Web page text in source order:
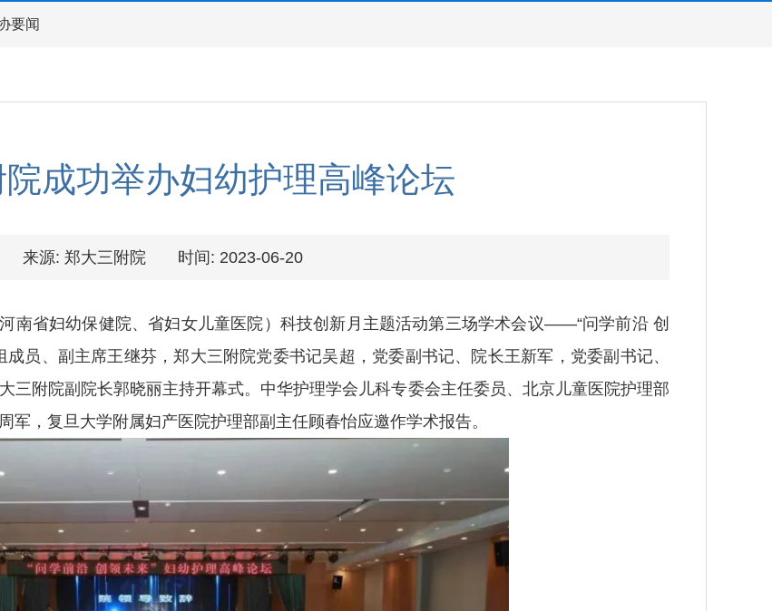
要闻
成功举办妇幼护理高峰论坛
来源: 郑大三附院 时间: 2023-06-20
南省妇幼保健院、省妇女儿童医院）科技创新月主题活动第三场学术会议——“问学前沿 创
员、副主席王继芬，郑大三附院党委书记吴超，党委副书记、院长王新军，党委副书记、
三附院副院长郭晓丽主持开幕式。中华护理学会儿科专委会主任委员、北京儿童医院护理部
，复旦大学附属妇产医院护理部副主任顾春怡应邀作学术报告。